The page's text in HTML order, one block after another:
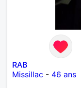
RAB
Missillac - 46 ans